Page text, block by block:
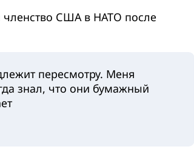
членство США в НАТО после
пересмотру. Меня
знал, что они бумажный